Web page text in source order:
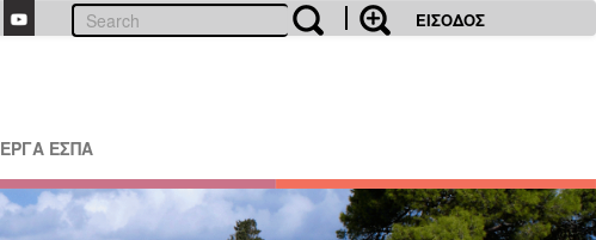
ΕΙΣΟΔΟΣ
ΕΡΓΑ ΕΣΠΑ